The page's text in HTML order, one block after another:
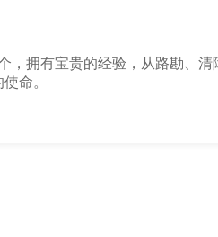
，拥有宝贵的经验，从路勘、清
命。